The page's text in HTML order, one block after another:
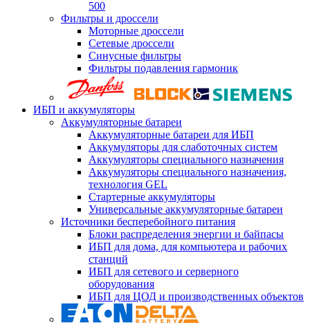
500
Фильтры и дроссели
Моторные дроссели
Сетевые дроссели
Синусные фильтры
Фильтры подавления гармоник
ИБП и аккумуляторы
Аккумуляторные батареи
Аккумуляторные батареи для ИБП
Аккумуляторы для слаботочных систем
Аккумуляторы специального назначения
Аккумуляторы специального назначения,
технология GEL
Стартерные аккумуляторы
Универсальные аккумуляторные батареи
Источники бесперебойного питания
Блоки распределения энергии и байпасы
ИБП для дома, для компьютера и рабочих
станций
ИБП для сетевого и серверного
оборудования
ИБП для ЦОД и производственных объектов